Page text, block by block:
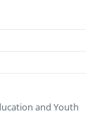
and Youth